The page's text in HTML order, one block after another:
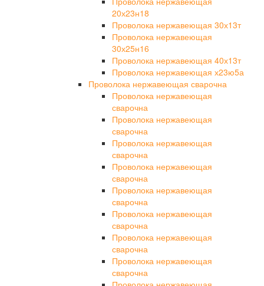
20х23н18
Проволока нержавеющая 30х13т
Проволока нержавеющая
30х25н16
Проволока нержавеющая 40х13т
Проволока нержавеющая х23ю5а
Проволока нержавеющая сварочна
Проволока нержавеющая
сварочна
Проволока нержавеющая
сварочна
Проволока нержавеющая
сварочна
Проволока нержавеющая
сварочна
Проволока нержавеющая
сварочна
Проволока нержавеющая
сварочна
Проволока нержавеющая
сварочна
Проволока нержавеющая
сварочна